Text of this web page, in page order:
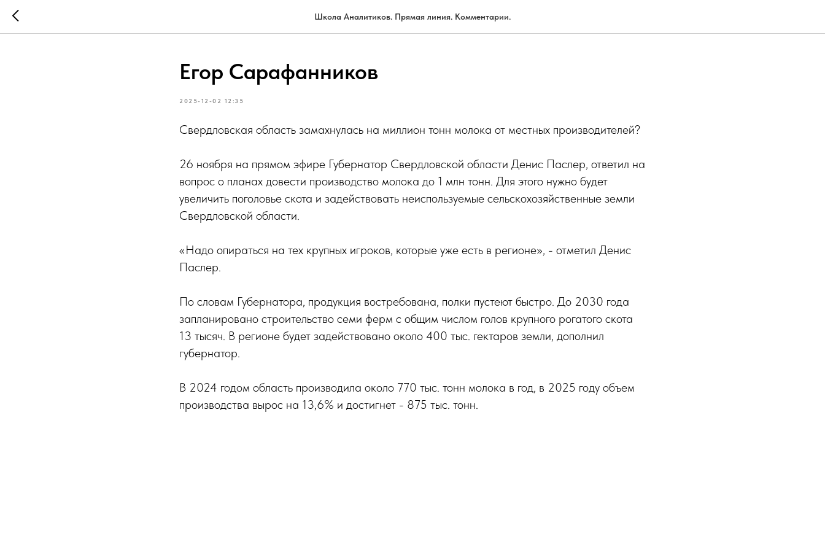
Школа Аналитиков. Прямая линия. Комментарии.
Егор Сарафанников
2025-12-02 12:35
Свердловская область замахнулась на миллион тонн молока от местных производителей?
26 ноября на прямом эфире Губернатор Свердловской области Денис Паслер, ответил на
вопрос о планах довести производство молока до 1 млн тонн. Для этого нужно будет
увеличить поголовье скота и задействовать неиспользуемые сельскохозяйственные земли
Свердловской области.
«Надо опираться на тех крупных игроков, которые уже есть в регионе», - отметил Денис
Паслер.
По словам Губернатора, продукция востребована, полки пустеют быстро. До 2030 года
запланировано строительство семи ферм с общим числом голов крупного рогатого скота
13 тысяч. В регионе будет задействовано около 400 тыс. гектаров земли, дополнил
губернатор.
В 2024 годом область производила около 770 тыс. тонн молока в год, в 2025 году объем
производства вырос на 13,6% и достигнет - 875 тыс. тонн.